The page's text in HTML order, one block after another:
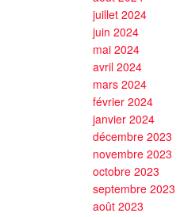
juillet 2024
juin 2024
mai 2024
avril 2024
mars 2024
février 2024
janvier 2024
décembre 2023
novembre 2023
octobre 2023
septembre 2023
août 2023